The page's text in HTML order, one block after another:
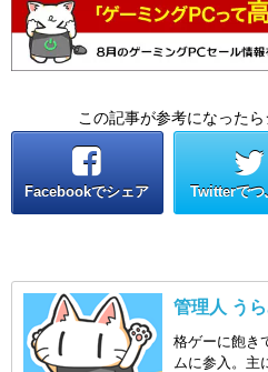
この記事が参考になった
Facebookでシェア Twitterでつ
管理人 う
格ゲーに飽き
ムに参入。主